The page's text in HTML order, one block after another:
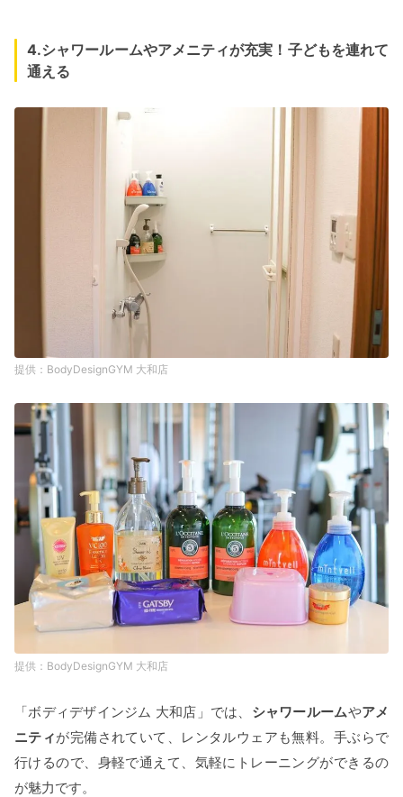
4.シャワールームやアメニティが充実！子どもを連れて
通える
BodyDesignGYM 大和店
BodyDesignGYM 大和店
「ボディデザインジム 大和店」では、 シャワールームやアメ
ニティが完備されていて、レンタルウェアも無料。手ぶらで
行けるので、身軽で通えて、気軽にトレーニングができるの
が魅力です。